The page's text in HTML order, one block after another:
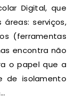
serviços,
(ferramentas
encontra não
o papel que a
de isolamento